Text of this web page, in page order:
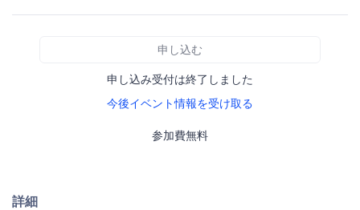
申し込む
申し込み受付は終了しました
今後イベント情報を受け取る
参加費無料
詳細